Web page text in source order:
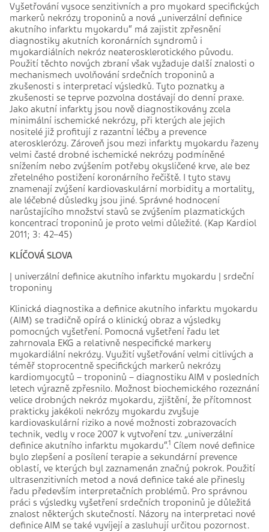
Vyšetřování vysoce senzitivních a pro myokard specifických
markerů nekrózy troponinů a nová „univerzální definice
akutního infarktu myokardu“ má zajistit zpřesnění
diagnostiky akutních koronárních syndromů i
myokardiálních nekróz neaterosklerotického původu.
Použití těchto nových zbraní však vyžaduje další znalosti o
mechanismech uvolňování srdečních troponinů a
zkušenosti s interpretací výsledků. Tyto poznatky a
zkušenosti se teprve pozvolna dostávají do denní praxe.
Jako akutní infarkty jsou nově diagnostikovány zcela
minimální ischemické nekrózy, při kterých ale jejich
nositelé již profitují z razantní léčby a prevence
aterosklerózy. Zároveň jsou mezi infarkty myokardu řazeny
velmi časté drobné ischemické nekrózy podmíněné
snížením nebo zvýšením potřeby okysličené krve, ale bez
zřetelného postižení koronárního řečiště. I tyto stavy
znamenají zvýšení kardiovaskulární morbidity a mortality,
ale léčebné důsledky jsou jiné. Správné hodnocení
narůstajícího množství stavů se zvýšením plazmatických
koncentrací troponinů je proto velmi důležité. (Kap Kardiol
2011; 3: 42–45)
KLÍČOVÁ SLOVA
| univerzální definice akutního infarktu myokardu | srdeční
troponiny
Klinická diagnostika a definice akutního infarktu myokardu
(AIM) se tradičně opírá o klinický obraz a výsledky
pomocných vyšetření. Pomocná vyšetření řadu let
zahrnovala EKG a relativně nespecifické markery
myokardiální nekrózy. Využití vyšetřování velmi citlivých a
téměř stoprocentně specifických markerů nekrózy
kardiomyocytů – troponinů – diagnostiku AIM v posledních
letech výrazně zpřesnilo. Možnost biochemického rozeznání
velice drobných nekróz myokardu, zjištění, že přítomnost
prakticky jakékoli nekrózy myokardu zvyšuje
kardiovaskulární riziko a nové možnosti zobrazovacích
technik, vedly v roce 2007 k vytvoření tzv. „univerzální
definice akutního infarktu myokardu“.1 Cílem nové definice
bylo zlepšení a posílení terapie a sekundární prevence
oblastí, ve kterých byl zaznamenán značný pokrok. Použití
ultrasenzitivních metod a nová definice také ale přinesly
řadu především interpretačních problémů. Pro správnou
práci s výsledky vyšetření srdečních troponinů je důležitá
znalost některých skutečností. Názory na interpretaci nové
definice AIM se také vyvíjejí a zasluhují určitou pozornost.